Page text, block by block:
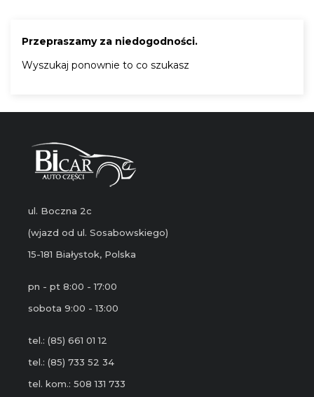
Przepraszamy za niedogodności.
Wyszukaj ponownie to co szukasz
ul. Boczna 2c
(wjazd od ul. Sosabowskiego)
15-181 Białystok, Polska
pn - pt 8:00 - 17:00
sobota 9:00 - 13:00
tel.: (85) 661 01 12
tel.: (85) 733 52 34
tel. kom.: 508 131 733